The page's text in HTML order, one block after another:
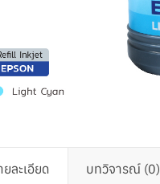
ยละเอียด บทวิจารณ์ (0)